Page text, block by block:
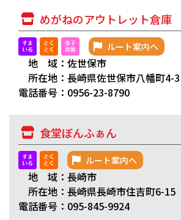
めがねのアウトレット倉
ルート案内へ
地 域：佐世保市
所在地：長崎県佐世保市八幡町4-
電話番号：0956-23-8790
食堂ぼんふぁん
ルート案内へ
地 域：長崎市
所在地：長崎県長崎市住吉町6-15
電話番号：095-845-9924